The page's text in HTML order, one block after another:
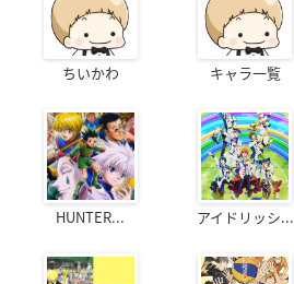
ちいかわ キャラ一覧
HUNTER... アイドリッシ...